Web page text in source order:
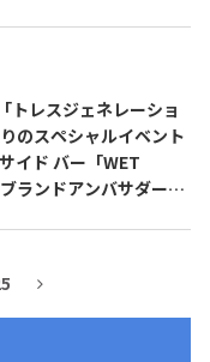
トレスジェネレーショ
のスペシャルイベント
イド バー「WET
ランドアンバサダーの